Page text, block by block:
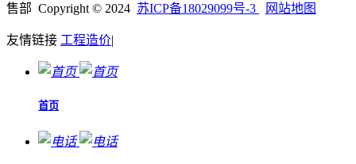
售部 Copyright © 2024 苏ICP备18029099号-3 网站地图
友情链接 工程造价|
首页